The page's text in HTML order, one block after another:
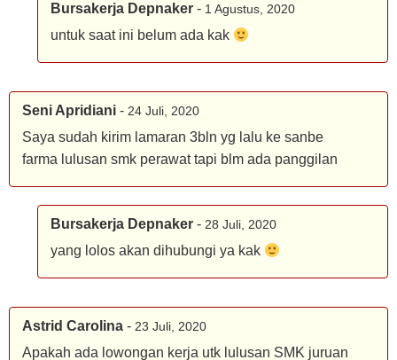
Bursakerja Depnaker - 1 Agustus, 2020
untuk saat ini belum ada kak
Seni Apridiani - 24 Juli, 2020
Saya sudah kirim lamaran 3bln yg lalu ke sanbe
farma lulusan smk perawat tapi blm ada panggilan
Bursakerja Depnaker - 28 Juli, 2020
yang lolos akan dihubungi ya kak
Astrid Carolina - 23 Juli, 2020
Apakah ada lowongan kerja utk lulusan SMK juruan